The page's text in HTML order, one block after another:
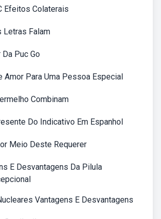
Efeitos Colaterais
Letras Falam
Puc Go
Amor Para Uma Pessoa Especial
Combinam
Do Indicativo Em Espanhol
Meio Deste Requerer
E Desvantagens Da Pilula
Vantagens E Desvantagens